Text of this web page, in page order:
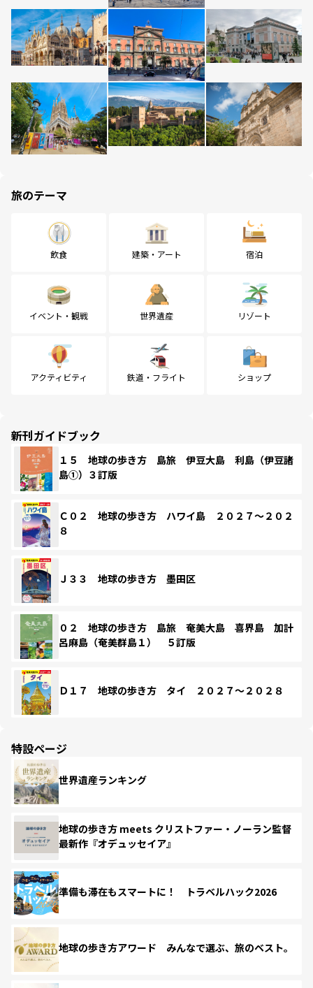
旅のテーマ
飲食 建築・アート 宿泊
イベント・観戦 世界遺産 リゾート
アクティビティ 鉄道・フライト ショップ
新刊ガイドブック
１５ 地球の歩き方 島旅 伊豆大島 利島（伊豆諸
島①）３訂版
Ｃ０２ 地球の歩き方 ハワイ島 ２０２７～２０２
８
Ｊ３３ 地球の歩き方 墨田区
０２ 地球の歩き方 島旅 奄美大島 喜界島 加計
呂麻島（奄美群島１） ５訂版
Ｄ１７ 地球の歩き方 タイ ２０２７～２０２８
特設ページ
世界遺産ランキング
地球の歩き方 meets クリストファー・ノーラン監督
最新作『オデュッセイア』
準備も滞在もスマートに！ トラベルハック2026
地球の歩き方アワード みんなで選ぶ、旅のベスト。